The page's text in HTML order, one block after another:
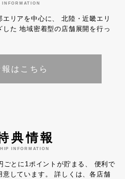
INFORMATION
リアを中心に、
北陸・近畿エリ
した 地域密着型の店舗展開を行っ
はこちら
典情報
INFORMATION
とに1ポイントが貯まる、
便利で
しています。
詳しくは、各店舗